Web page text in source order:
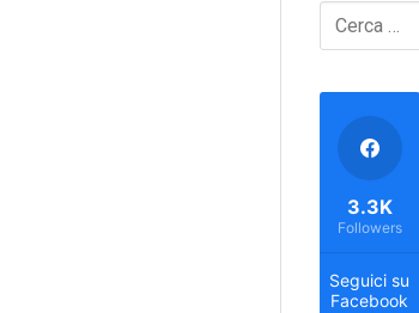
Cerca:
Seguici su
Facebook
3.3K
Followers